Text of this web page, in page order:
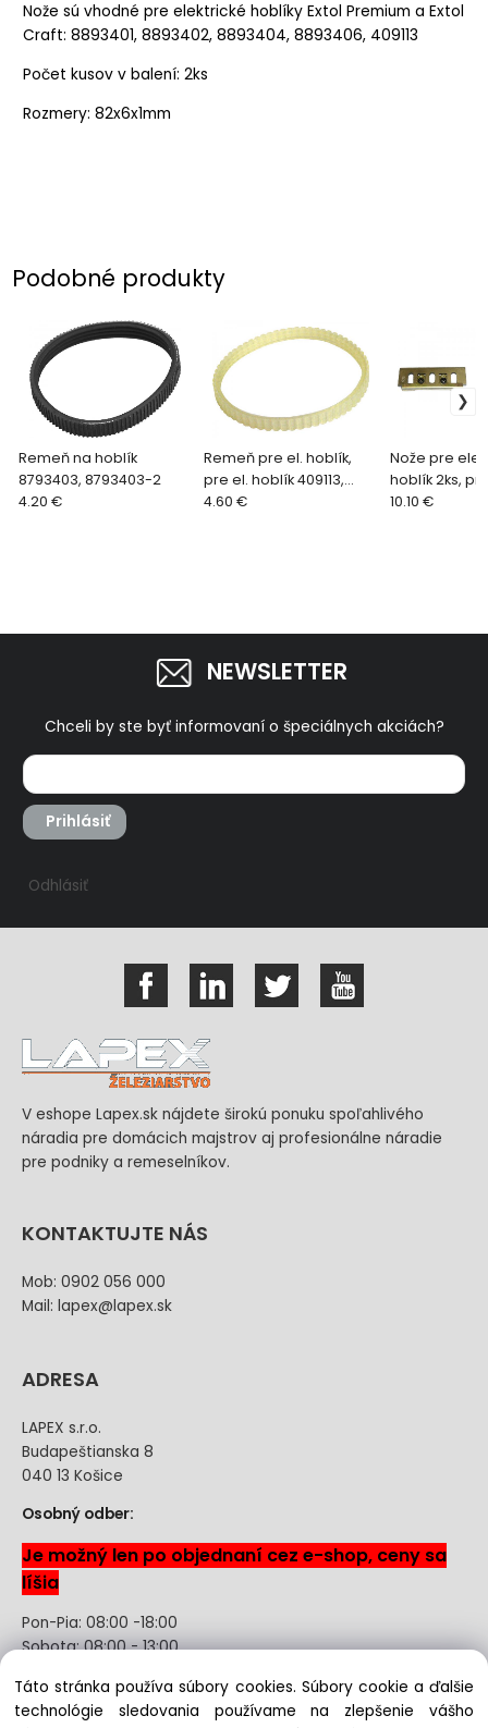
Nože sú vhodné pre elektrické hoblíky Extol Premium a Extol
Craft: 8893401, 8893402, 8893404, 8893406, 409113
Počet kusov v balení: 2ks
Rozmery: 82x6x1mm
Podobné produkty
Remeň na hoblík
8793403, 8793403-2
4.20 €
Remeň pre el. hoblík,
pre el. hoblík 409113,
409113-9
4.60 €
Nože pre
hoblík 2ks,
- 8793403B
10.10 €
NEWSLETTER
Chceli by ste byť informovaní o špeciálnych akciách?
Prihlásiť
Odhlásiť
V eshope Lapex.sk nájdete širokú ponuku spoľahlivého
náradia pre domácich majstrov aj profesionálne náradie
pre podniky a remeselníkov.
KONTAKTUJTE NÁS
Mob: 0902 056 000
Mail: lapex@lapex.sk
ADRESA
LAPEX s.r.o.
Budapeštianska 8
040 13 Košice
Osobný odber:
Je možný len po objednaní cez e-shop, ceny sa
líšia
Pon-Pia: 08:00 -18:00
Sobota: 08:00 - 13:00
Odstúpenie od kúpnej zmluvy uzavretej na diaľku bez
Táto stránka používa súbory cookies. Súbory cookie a ďalšie
technológie sledovania používame na zlepšenie vášho